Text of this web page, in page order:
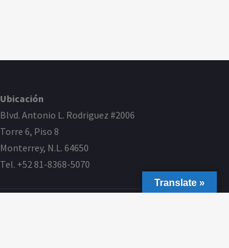
Ubicación
Blvd. Antonio L. Rodriguez #2006
Torre 6, Piso 8
Monterrey, N.L. 64650
Tel. +52 81-8368-5070
Translate »